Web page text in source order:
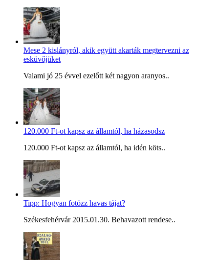
Mese 2 kislányról, akik együtt akarták megtervezni az
esküvőjüket
Valami jó 25 évvel ezelőtt két nagyon aranyos..
120.000 Ft-ot kapsz az államtól, ha házasodsz
120.000 Ft-ot kapsz az államtól, ha idén köts..
Tipp: Hogyan fotózz havas tájat?
Székesfehérvár 2015.01.30. Behavazott rendese..